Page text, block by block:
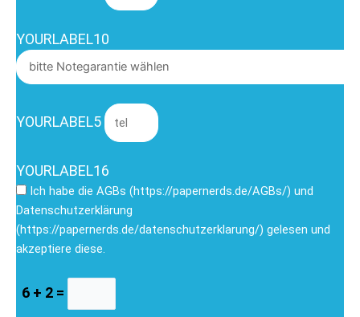
YOURLABEL10
YOURLABEL5
YOURLABEL16
Ich habe die AGBs (https://papernerds.de/AGBs/) und
Datenschutzerklärung
(https://papernerds.de/datenschutzerklarung/) gelesen und
akzeptiere diese.
6 + 2 =